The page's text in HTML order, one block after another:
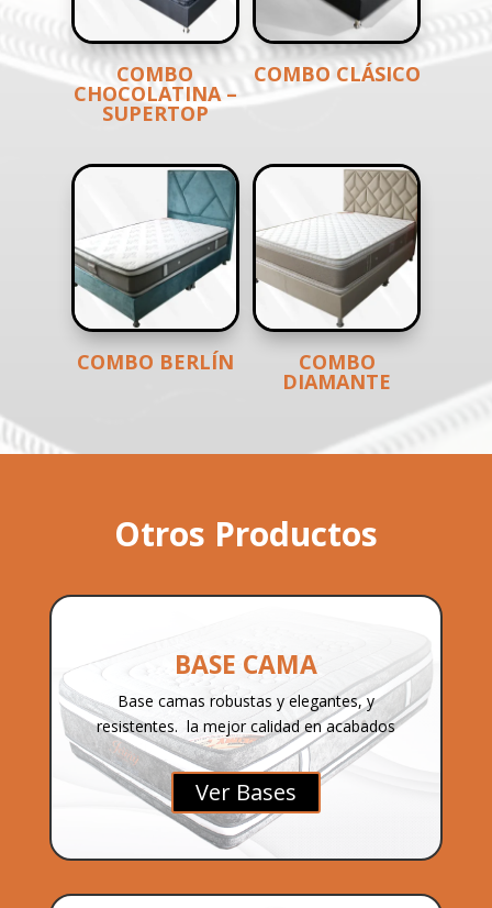
COMBO
CHOCOLATINA –
SUPERTOP
COMBO CLÁSICO
COMBO BERLÍN COMBO
DIAMANTE
Otros Productos
BASE CAMA
Base camas robustas y elegantes, y
resistentes. la mejor calidad en acabados
Ver Bases